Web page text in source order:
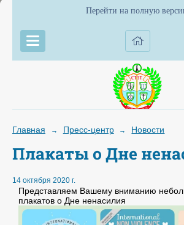
Перейти на полную
Главная → Пресс-центр → Новости
Плакаты о Дне
14 октября 2020 г.
Представляем Вашему вниманию
плакатов о Дне ненасилия